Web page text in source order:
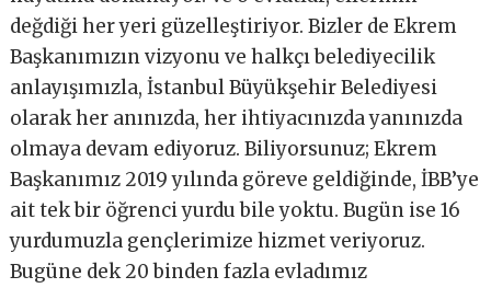
değdiği her yeri güzelleştiriyor. Bizler de Ekrem
Başkanımızın vizyonu ve halkçı belediyecilik
anlayışımızla, İstanbul Büyükşehir Belediyesi
olarak her anınızda, her ihtiyacınızda yanınızda
olmaya devam ediyoruz. Biliyorsunuz; Ekrem
Başkanımız 2019 yılında göreve geldiğinde, İBB’ye
ait tek bir öğrenci yurdu bile yoktu. Bugün ise 16
yurdumuzla gençlerimize hizmet veriyoruz.
Bugüne dek 20 binden fazla evladımız